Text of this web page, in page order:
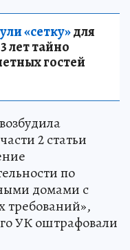
«сетку»для
лет тайно
гостей
2 статьи
по
домами с
УК оштрафовали